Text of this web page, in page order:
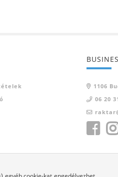
1106
06 20